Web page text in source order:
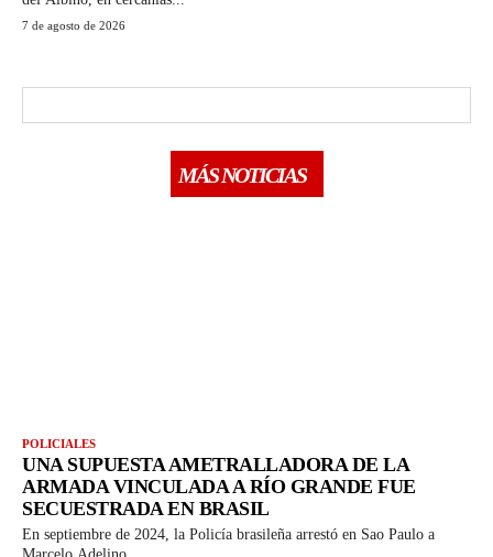
7 de agosto de 2026
MÁS NOTICIAS
POLICIALES
UNA SUPUESTA AMETRALLADORA DE LA
ARMADA VINCULADA A RÍO GRANDE FUE
SECUESTRADA EN BRASIL
En septiembre de 2024, la Policía brasileña arrestó en Sao Paulo a